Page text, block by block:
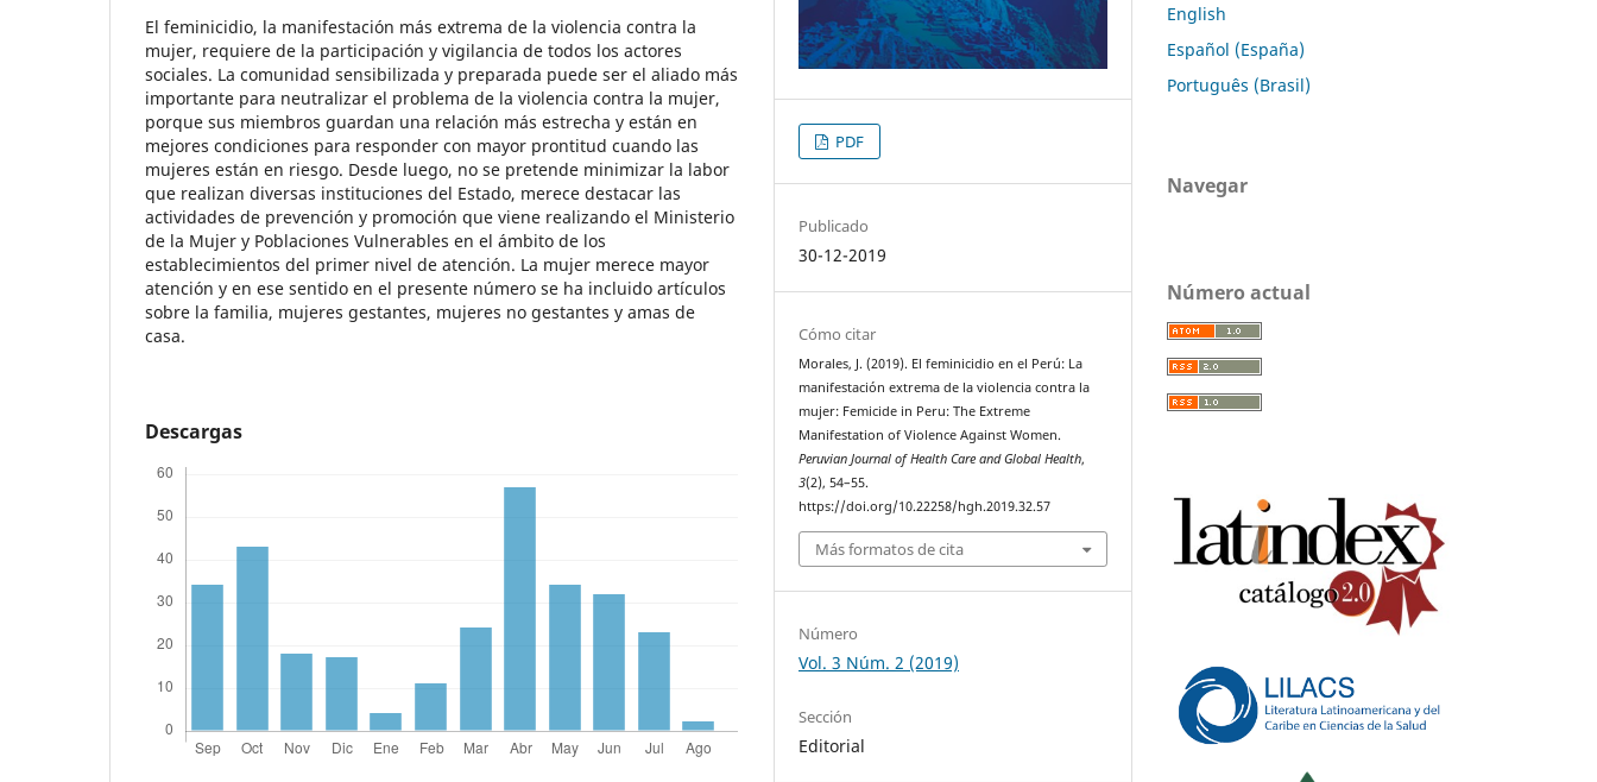
El feminicidio, la manifestación más extrema de la violencia contra la
mujer, requiere de la participación y vigilancia de todos los actores
sociales. La comunidad sensibilizada y preparada puede ser el aliado más
importante para neutralizar el problema de la violencia contra la mujer,
porque sus miembros guardan una relación más estrecha y están en
mejores condiciones para responder con mayor prontitud cuando las
mujeres están en riesgo. Desde luego, no se pretende minimizar la labor
que realizan diversas instituciones del Estado, merece destacar las
actividades de prevención y promoción que viene realizando el Ministerio
de la Mujer y Poblaciones Vulnerables en el ámbito de los
establecimientos del primer nivel de atención. La mujer merece mayor
atención y en ese sentido en el presente número se ha incluido artículos
sobre la familia, mujeres gestantes, mujeres no gestantes y amas de
casa.
Descargas
PDF
Publicado
30-12-2019
Cómo citar
Morales, J. (2019). El feminicidio en el Perú: La
manifestación extrema de la violencia contra la
mujer: Femicide in Peru: The Extreme
Manifestation of Violence Against Women.
Peruvian Journal of Health Care and Global Health,
3(2), 54–55.
https://doi.org/10.22258/hgh.2019.32.57
Más formatos de cita
Número
Vol. 3 Núm. 2 (2019)
Sección
Editorial
English
Español (España)
Português (Brasil)
Navegar
Número actual